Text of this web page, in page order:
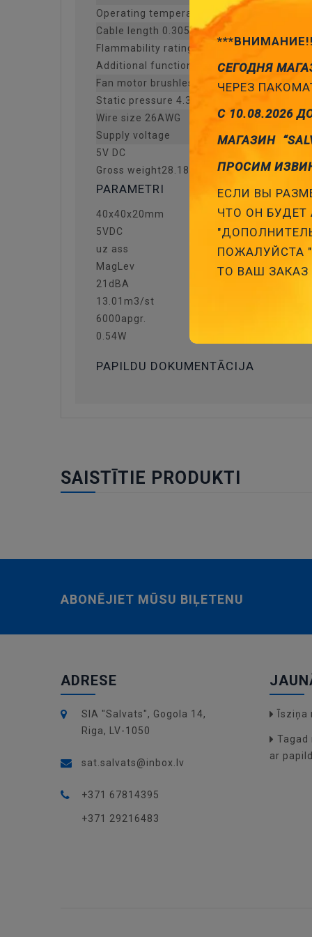
Operating temperature -10...70°C
Cable length 0.305m
Flammability rating UL94V-0
Additional functions autorestart
Fan motor brushless DC
Static pressure 4.31mm H2O
Wire size 26AWG
Supply voltage
5V DC
Gross weight28.18 g
PARAMETRI
40x40x20mm
5VDC
uz ass
MagLev
21dBA
13.01m3/st
6000apgr.
0.54W
PAPILDU DOKUMENTĀCIJA
SAISTĪTIE PRODUKTI
ABONĒJIET MŪSU BIĻETENU
ADRESE
SIA "Salvats", Gogola 14,
Riga, LV-1050
sat.salvats@inbox.lv
+371 67814395
+371 29216483
Īsziņa
Tagad
ar
СЕГОДНЯ
ЧЕРЕЗ
С 10.08.2026
МАГАЗИН
ПРОСИМ
ЕСЛИ ВЫ
ЧТО ОН БУДЕТ
ПОЖАЛУЙСТА
ТО ВАШ ЗАКАЗ